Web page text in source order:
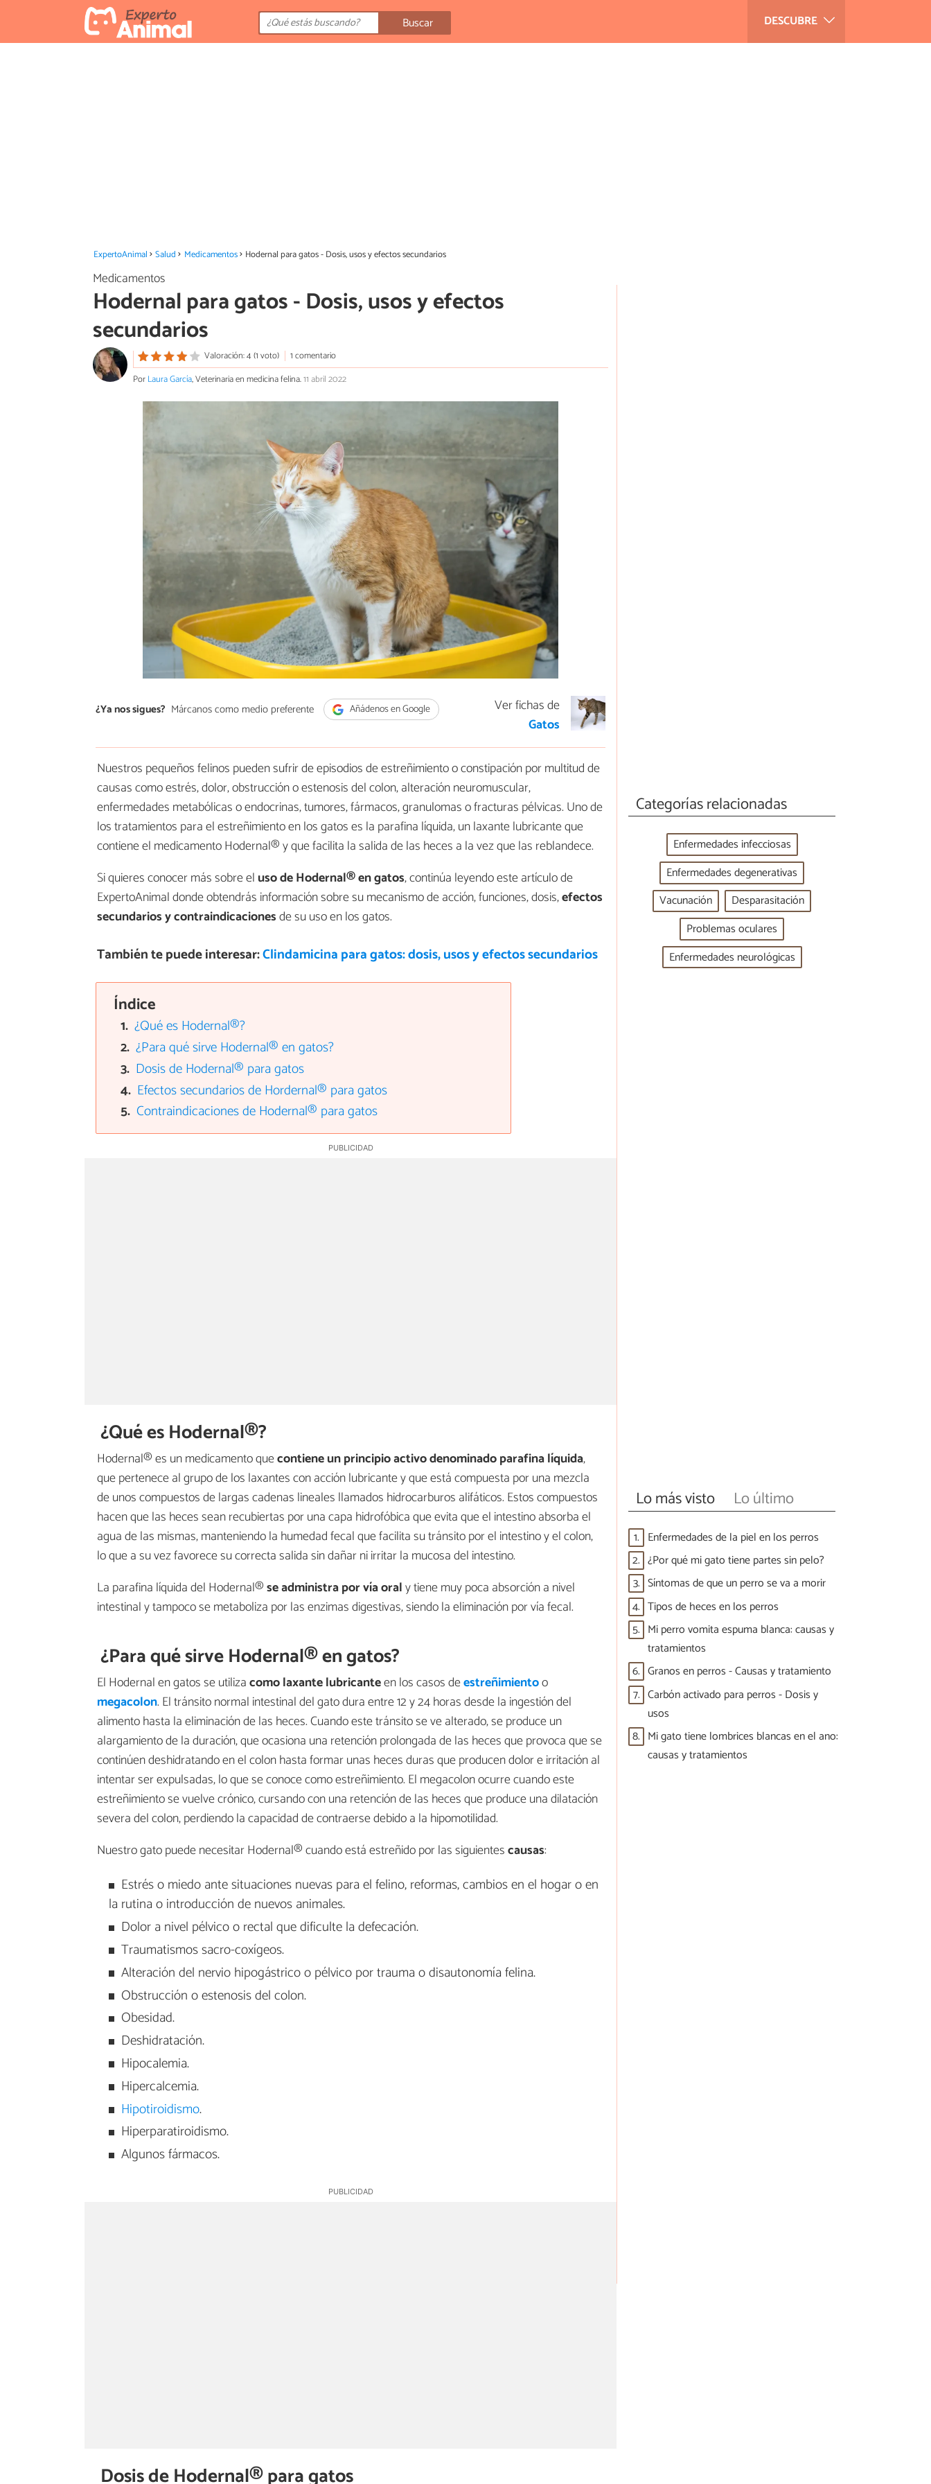
DESCUBRE
Buscar
ExpertoAnimal Salud Medicamentos Hodernal para gatos - Dosis, usos y efectos secundarios
Medicamentos
Hodernal para gatos - Dosis, usos y efectos
secundarios
Valoración: 4 (1 voto)
1 comentario
PorLaura García, Veterinaria en medicina felina.11 abril 2022
¿Ya nos sigues? Márcanos como medio preferente Añádenos en Google
Ver fichas de
Gatos
Nuestros pequeños felinos pueden sufrir de episodios de estreñimiento o constipación por multitud de
causas como estrés, dolor, obstrucción o estenosis del colon, alteración neuromuscular,
enfermedades metabólicas o endocrinas, tumores, fármacos, granulomas o fracturas pélvicas. Uno de
los tratamientos para el estreñimiento en los gatos es la parafina líquida, un laxante lubricante que
contiene el medicamento Hodernal® y que facilita la salida de las heces a la vez que las reblandece.
Si quieres conocer más sobre el uso de Hodernal® en gatos, continúa leyendo este artículo de
ExpertoAnimal donde obtendrás información sobre su mecanismo de acción, funciones, dosis,efectos
secundarios y contraindicacionesde su uso en los gatos.
También te puede interesar:Clindamicina para gatos: dosis, usos y efectos secundarios
Índice
¿Qué es Hodernal®?
¿Para qué sirve Hodernal® en gatos?
Dosis de Hodernal® para gatos
Efectos secundarios de Hordernal® para gatos
Contraindicaciones de Hodernal® para gatos
¿Qué es Hodernal®?
Hodernal® es un medicamento quecontiene un principio activo denominado parafina líquida,
que pertenece al grupo de los laxantes con acción lubricante y que está compuesta por una mezcla
de unos compuestos de largas cadenas lineales llamados hidrocarburos alifáticos. Estos compuestos
hacen que las heces sean recubiertas por una capa hidrofóbica que evita que el intestino absorba el
agua de las mismas, manteniendo la humedad fecal que facilita su tránsito por el intestino y el colon,
lo que a su vez favorece su correcta salida sin dañar ni irritar la mucosa del intestino.
La parafina líquida del Hodernal®se administra por vía oraly tiene muy poca absorción a nivel
intestinal y tampoco se metaboliza por las enzimas digestivas, siendo la eliminación por vía fecal.
¿Para qué sirve Hodernal® en gatos?
El Hodernal en gatos se utilizacomo laxante lubricanteen los casos deestreñimientoo
megacolon. El tránsito normal intestinal del gato dura entre 12 y 24 horas desde la ingestión del
alimento hasta la eliminación de las heces. Cuando este tránsito se ve alterado, se produce un
alargamiento de la duración, que ocasiona una retención prolongada de las heces que provoca que se
continúen deshidratando en el colon hasta formar unas heces duras que producen dolor e irritación al
intentar ser expulsadas, lo que se conoce como estreñimiento. El megacolon ocurre cuando este
estreñimiento se vuelve crónico, cursando con una retención de las heces que produce una dilatación
severa del colon, perdiendo la capacidad de contraerse debido a la hipomotilidad.
Nuestro gato puede necesitar Hodernal® cuando está estreñido por las siguientescausas:
Estrés o miedo ante situaciones nuevas para el felino, reformas, cambios en el hogar o en
la rutina o introducción de nuevos animales.
Dolor a nivel pélvico o rectal que dificulte la defecación.
Traumatismos sacro-coxígeos.
Alteración del nervio hipogástrico o pélvico por trauma o disautonomía felina.
Obstrucción o estenosis del colon.
Obesidad.
Deshidratación.
Hipocalemia.
Hipercalcemia.
Hipotiroidismo.
Hiperparatiroidismo.
Algunos fármacos.
Dosis de Hodernal® para gatos
Categorías relacionadas
Enfermedades infecciosas
Enfermedades degenerativas
Vacunación
Desparasitación
Problemas oculares
Enfermedades neurológicas
Lo más visto Lo último
1. Enfermedades de la piel en los perros
2. ¿Por qué mi gato tiene partes sin pelo?
3. Síntomas de que un perro se va a morir
4. Tipos de heces en los perros
5. Mi perro vomita espuma blanca: causas y
tratamientos
6. Granos en perros - Causas y tratamiento
7. Carbón activado para perros - Dosis y
usos
8. Mi gato tiene lombrices blancas en el ano:
causas y tratamientos